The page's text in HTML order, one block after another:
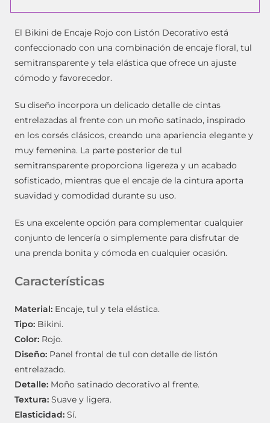
El Bikini de Encaje Rojo con Listón Decorativo está
confeccionado con una combinación de encaje floral, tul
semitransparente y tela elástica que ofrece un ajuste
cómodo y favorecedor.
Su diseño incorpora un delicado detalle de cintas
entrelazadas al frente con un moño satinado, inspirado
en los corsés clásicos, creando una apariencia elegante y
muy femenina. La parte posterior de tul
semitransparente proporciona ligereza y un acabado
sofisticado, mientras que el encaje de la cintura aporta
suavidad y comodidad durante su uso.
Es una excelente opción para complementar cualquier
conjunto de lencería o simplemente para disfrutar de
una prenda bonita y cómoda en cualquier ocasión.
Características
Material: Encaje, tul y tela elástica.
Tipo: Bikini.
Color: Rojo.
Diseño: Panel frontal de tul con detalle de listón
entrelazado.
Detalle: Moño satinado decorativo al frente.
Textura: Suave y ligera.
Elasticidad: Sí.